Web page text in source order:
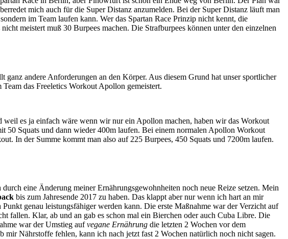
mich auch für die Super Distanz anzumelden. Bei der Super Distanz läuft man
im Team laufen kann. Wer das Spartan Race Prinzip nicht kennt, die
meistert muß 30 Burpees machen. Die Strafburpees können unter den einzelnen
andere Anforderungen an den Körper. Aus diesem Grund hat unser sportlicher
das Freeletics Workout Apollon gemeistert.
es ja einfach wäre wenn wir nur ein Apollon machen, haben wir das Workout
50 Squats und dann wieder 400m laufen. Bei einem normalen Apollon Workout
In der Summe kommt man also auf 225 Burpees, 450 Squats und 7200m laufen.
eine Änderung meiner Ernährungsgewohnheiten noch neue Reize setzen. Mein
bis zum Jahresende 2017 zu haben. Das klappt aber nur wenn ich hart an mir
genau leistungsfähiger werden kann. Die erste Maßnahme war der Verzicht auf
fallen. Klar, ab und an gab es schon mal ein Bierchen oder auch Cuba Libre. Die
war der Umstieg aufvegane Ernährung die letzten 2 Wochen vor dem
Nährstoffe fehlen, kann ich nach jetzt fast 2 Wochen natürlich noch nicht sagen.